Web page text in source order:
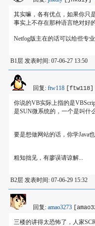
其实嘛，各有优点，如果你只
事实上不存在那种语言绝对好
Netfog版主在的话可以给些专
B1层 发表时间: 07-06-27 13:50
回复: ftw118 [ftw118]
你说的VB实际上指的是
是SUN微系统的，一个是叫什么
要是想做网站的话，你学Java
粗知拙见，有廖误请谅解...
B2层 发表时间: 07-06-29 15:32
回复: amao3273
三楼的讲得太恐怖了，人家